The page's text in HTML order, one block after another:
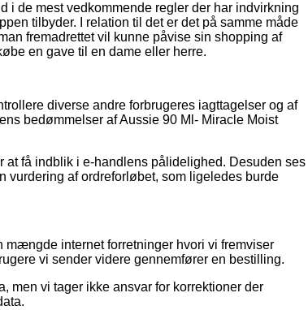
i de mest vedkommende regler der har indvirkning
tilbyder. I relation til det er det på samme måde
fremadrettet vil kunne påvise sin shopping af
en gave til en dame eller herre.
diverse andre forbrugeres iagttagelser og af
bedømmelser af Aussie 90 Ml- Miracle Moist
få indblik i e-handlens pålidelighed. Desuden ses
vurdering af ordreforløbet, som ligeledes burde
internet forretninger hvori vi fremviser
vi sender videre gennemfører en bestilling.
men vi tager ikke ansvar for korrektioner der